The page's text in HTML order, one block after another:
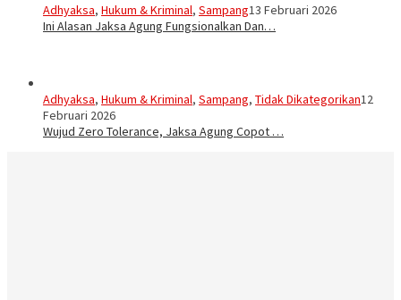
Adhyaksa, Hukum & Kriminal, Sampang13 Februari 2026
Ini Alasan Jaksa Agung Fungsionalkan Dan…
Adhyaksa, Hukum & Kriminal, Sampang, Tidak Dikategorikan12
Februari 2026
Wujud Zero Tolerance, Jaksa Agung Copot …